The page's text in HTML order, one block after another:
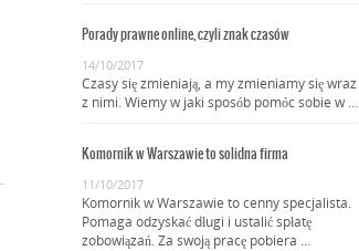
Porady prawne online, czyli znak czasów
14/10/2017
Czasy się zmieniają, a my zmieniamy się wraz
z nimi. Wiemy w jaki sposób pomóc sobie w …
Komornik w Warszawie to solidna firma
11/10/2017
Komornik w Warszawie to cenny specjalista.
Pomaga odzyskać długi i ustalić spłatę
zobowiązań. Za swoją pracę pobiera …